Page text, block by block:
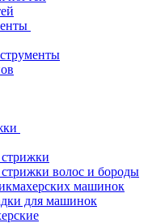
волос и бороды
машинок
для машинок